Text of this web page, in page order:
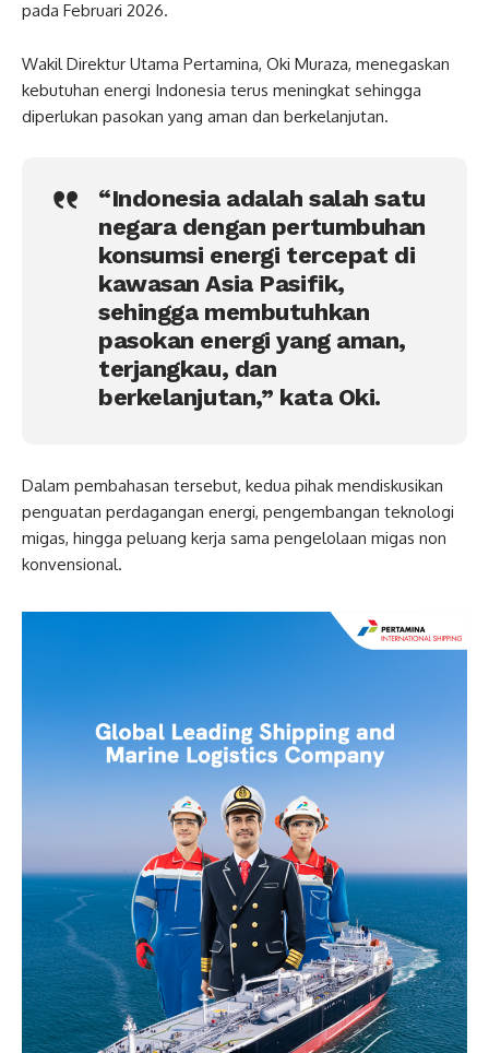
pada Februari 2026.
Wakil Direktur Utama Pertamina, Oki Muraza, menegaskan
kebutuhan energi Indonesia terus meningkat sehingga
diperlukan pasokan yang aman dan berkelanjutan.
“Indonesia adalah salah satu
negara dengan pertumbuhan
konsumsi energi tercepat di
kawasan Asia Pasifik,
sehingga membutuhkan
pasokan energi yang aman,
terjangkau, dan
berkelanjutan,” kata Oki.
Dalam pembahasan tersebut, kedua pihak mendiskusikan
penguatan perdagangan energi, pengembangan teknologi
migas, hingga peluang kerja sama pengelolaan migas non
konvensional.